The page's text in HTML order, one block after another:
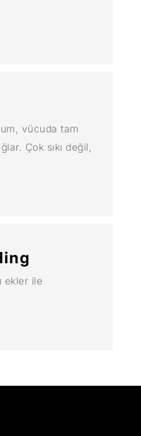
vücuda tam
Çok sıkı değil,
ekler ile